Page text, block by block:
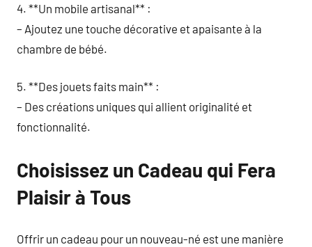
4. **Un mobile artisanal** :
– Ajoutez une touche décorative et apaisante à la
chambre de bébé.
5. **Des jouets faits main** :
– Des créations uniques qui allient originalité et
fonctionnalité.
Choisissez un Cadeau qui Fera
Plaisir à Tous
Offrir un cadeau pour un nouveau-né est une manière